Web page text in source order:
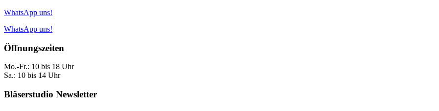
WhatsApp uns!
WhatsApp uns!
Öffnungszeiten
Mo.-Fr.: 10 bis 18 Uhr
Sa.: 10 bis 14 Uhr
Bläserstudio Newsletter